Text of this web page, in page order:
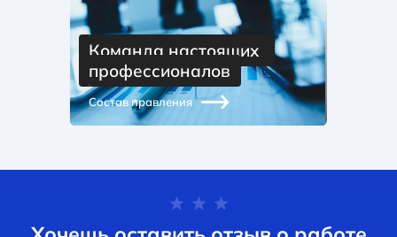
Команда настоящих
профессионалов
Состав правления